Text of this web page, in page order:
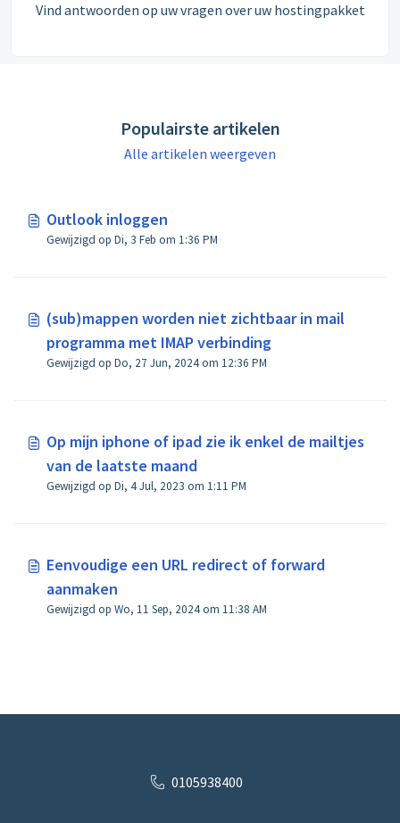
Vind antwoorden op uw vragen over uw hostingpakket
Populairste artikelen
Alle artikelen weergeven
Outlook inloggen
Gewijzigd op Di, 3 Feb om 1:36 PM
(sub)mappen worden niet zichtbaar in mail
programma met IMAP verbinding
Gewijzigd op Do, 27 Jun, 2024 om 12:36 PM
Op mijn iphone of ipad zie ik enkel de mailtjes
van de laatste maand
Gewijzigd op Di, 4 Jul, 2023 om 1:11 PM
Eenvoudige een URL redirect of forward
aanmaken
Gewijzigd op Wo, 11 Sep, 2024 om 11:38 AM
0105938400